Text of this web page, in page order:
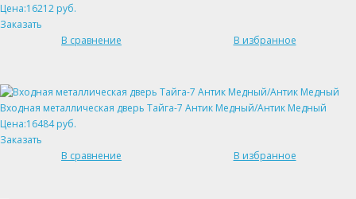
Цена:16212 руб.
Заказать
В сравнение
В избранное
Входная металлическая дверь Тайга-7 Антик Медный/Антик Медный
Цена:16484 руб.
Заказать
В сравнение
В избранное